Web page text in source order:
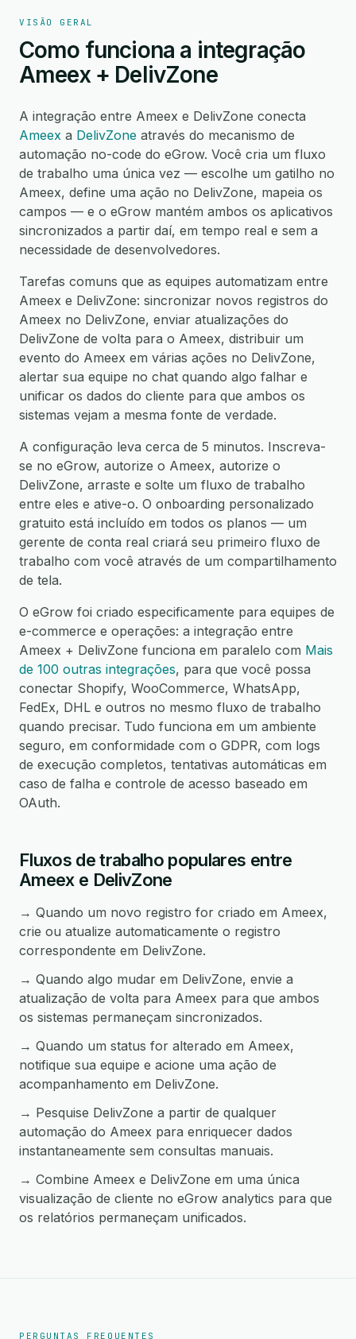
VISÃO GERAL
Como funciona a integração
Ameex + DelivZone
A integração entre Ameex e DelivZone conecta
Ameex a DelivZone através do mecanismo de
automação no-code do eGrow. Você cria um fluxo
de trabalho uma única vez — escolhe um gatilho no
Ameex, define uma ação no DelivZone, mapeia os
campos — e o eGrow mantém ambos os aplicativos
sincronizados a partir daí, em tempo real e sem a
necessidade de desenvolvedores.
Tarefas comuns que as equipes automatizam entre
Ameex e DelivZone: sincronizar novos registros do
Ameex no DelivZone, enviar atualizações do
DelivZone de volta para o Ameex, distribuir um
evento do Ameex em várias ações no DelivZone,
alertar sua equipe no chat quando algo falhar e
unificar os dados do cliente para que ambos os
sistemas vejam a mesma fonte de verdade.
A configuração leva cerca de 5 minutos. Inscreva-
se no eGrow, autorize o Ameex, autorize o
DelivZone, arraste e solte um fluxo de trabalho
entre eles e ative-o. O onboarding personalizado
gratuito está incluído em todos os planos — um
gerente de conta real criará seu primeiro fluxo de
trabalho com você através de um compartilhamento
de tela.
O eGrow foi criado especificamente para equipes de
e-commerce e operações: a integração entre
Ameex + DelivZone funciona em paralelo com Mais
de 100 outras integrações, para que você possa
conectar Shopify, WooCommerce, WhatsApp,
FedEx, DHL e outros no mesmo fluxo de trabalho
quando precisar. Tudo funciona em um ambiente
seguro, em conformidade com o GDPR, com logs
de execução completos, tentativas automáticas em
caso de falha e controle de acesso baseado em
OAuth.
Fluxos de trabalho populares entre
Ameex e DelivZone
→ Quando um novo registro for criado em Ameex,
crie ou atualize automaticamente o registro
correspondente em DelivZone.
→ Quando algo mudar em DelivZone, envie a
atualização de volta para Ameex para que ambos
os sistemas permaneçam sincronizados.
→ Quando um status for alterado em Ameex,
notifique sua equipe e acione uma ação de
acompanhamento em DelivZone.
→ Pesquise DelivZone a partir de qualquer
automação do Ameex para enriquecer dados
instantaneamente sem consultas manuais.
→ Combine Ameex e DelivZone em uma única
visualização de cliente no eGrow analytics para que
os relatórios permaneçam unificados.
PERGUNTAS FREQUENTES